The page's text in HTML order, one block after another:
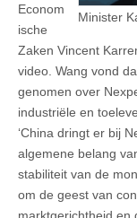
Minister
Econom
ische
Zaken Vincent
video. Wang vond
genomen over
industriële en
‘China dringt er bij
algemene belang
stabiliteit van de
om de geest van
marktgerichtheid en